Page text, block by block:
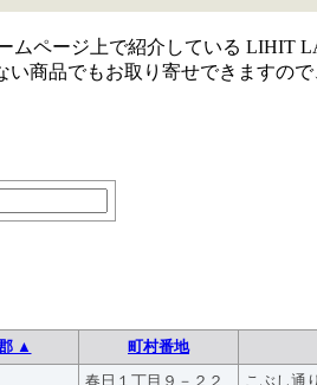
ページ上で紹介している LIHIT
商品でもお取り寄せできますの
▲ 町村番地
春日１丁目９－２２ こぶし通り